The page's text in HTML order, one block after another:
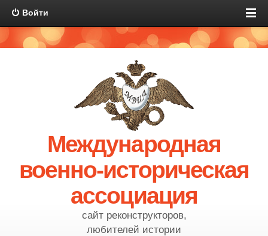
Войти
Международная
военно-историческая
ассоциация
сайт реконструкторов,
любителей истории